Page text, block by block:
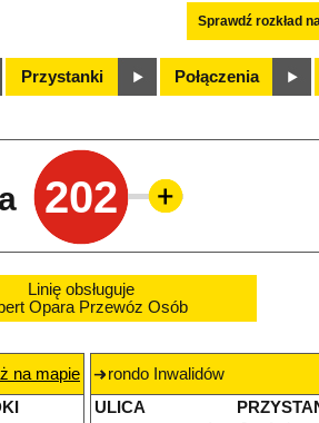
Sprawdź rozkład
Przystanki Połączenia
202
Linię obsługuje
Opara Przewóz Osób
na mapie
rondo Inwalidów
ULICA